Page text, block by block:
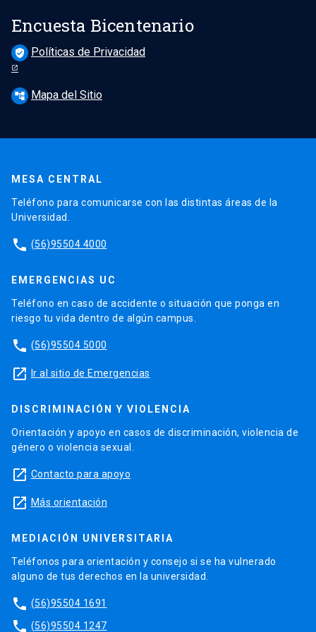
Encuesta Bicentenario
verified_user Políticas de Privacidad
account_tree Mapa del Sitio
MESA CENTRAL
Teléfono para comunicarse con las distintas áreas de la
Universidad.
phone (56)95504 4000
EMERGENCIAS UC
Teléfono en caso de accidente o situación que ponga en
riesgo tu vida dentro de algún campus.
phone (56)95504 5000
launch Ir al sitio de Emergencias
DISCRIMINACIÓN Y VIOLENCIA
Orientación y apoyo en casos de discriminación, violencia de
género o violencia sexual.
launch Contacto para apoyo
launch Más orientación
MEDIACIÓN UNIVERSITARIA
Teléfonos para orientación y consejo si se ha vulnerado
alguno de tus derechos en la universidad.
phone (56)95504 1691
phone (56)95504 1247